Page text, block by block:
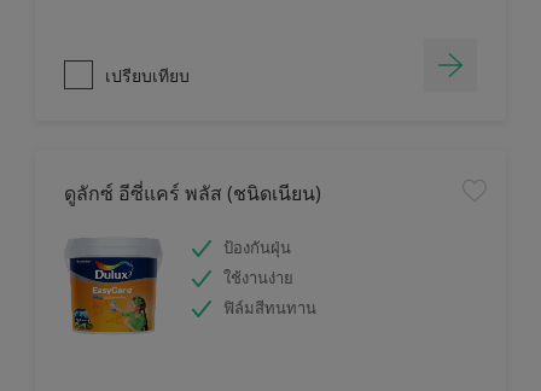
เปรียบเทียบ
ดูลักซ์ อีซี่แคร์ พลัส (ชนิดเนียน)
ป้องกันฝุ่น
ใช้งานง่าย
ฟิล์มสีทนทาน